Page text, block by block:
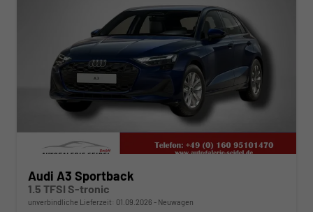
Audi A3 Sportback
1.5 TFSI S-tronic
unverbindliche Lieferzeit: 01.09.2026 Neuwagen